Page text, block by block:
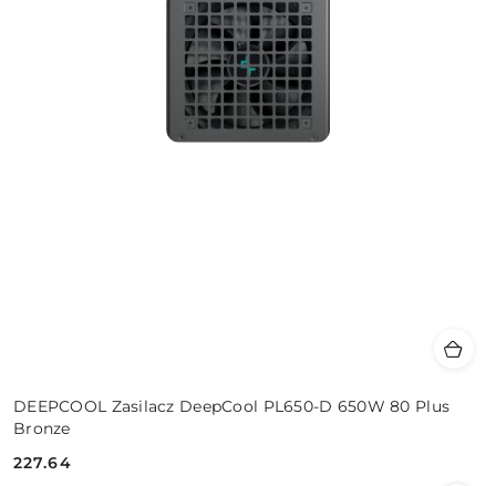
DEEPCOOL Zasilacz DeepCool PL650-D 650W 80 Plus
Bronze
Cena:
227.64